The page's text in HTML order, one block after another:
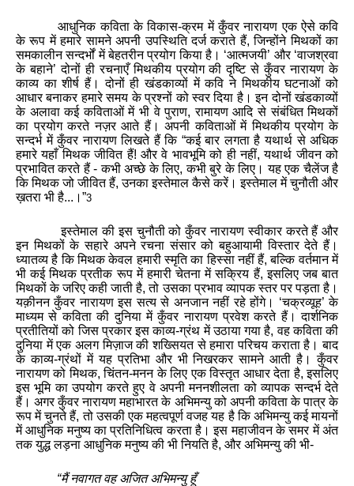
आधुनिक कविता के विकास-क्रम में कुँवर नारायण एक ऐसे कवि
के रूप में हमारे सामने अपनी उपस्थिति दर्ज कराते हैं,जिन्होंने मिथकों का
समकालीन सन्दर्भों में बेहतरीन प्रयोग किया है । ‘आत्मजयी’ और ‘वाजश्रवा
के बहाने’ दोनों ही रचनाएँ मिथकीय प्रयोग की दृष्टि से कुँवर नारायण के
काव्य का शीर्ष हैं । दोनों ही खंडकाव्यों में कवि ने मिथकीय घटनाओं को
आधार बनाकर हमारे समय के प्रश्नों को स्वर दिया है। इन दोनों खंडकाव्यों
के अलावा कई कविताओं में भी वे पुराण,रामायण आदि से संबंधित मिथकों
का प्रयोग करते नज़र आते हैं। अपनी कविताओं में मिथकीय प्रयोग के
सन्दर्भ में कुँवर नारायण लिखते हैं कि“कई बार लगता है यथार्थ से अधिक
हमारे यहाँ मिथक जीवित हैं! और वे भावभूमि को ही नहीं,यथार्थ जीवन को
प्रभावित करते हैं-कभी अच्छे के लिए,कभी बुरे के लिए । यह एक चैलेंज है
कि मिथक जो जीवित हैं,उनका इस्तेमाल कैसे करें। इस्तेमाल में चुनौती और
ख़तरा भी है... । ”3
इस्तेमाल की इस चुनौती को कुँवर नारायण स्वीकार करते हैं और
इन मिथकों के सहारे अपने रचना संसार को बहुआयामी विस्तार देते हैं ।
ध्यातव्य है कि मिथक केवल हमारी स्मृति का हिस्सा नहीं हैं,बल्कि वर्तमान में
भी कई मिथक प्रतीक रूप में हमारी चेतना में सक्रिय हैं,इसलिए जब बात
मिथकों के जरिए कही जाती है,तो उसका प्रभाव व्यापक स्तर पर पड़ता है ।
यक़ीनन कुँवर नारायण इस सत्य से अनजान नहीं रहे होंगे। ‘चक्रव्यूह’ के
माध्यम से कविता की दुनिया में कुँवर नारायण प्रवेश करते हैं। दार्शनिक
प्रतीतियों को जिस प्रकार इस काव्य-ग्रंथ में उठाया गया है, वह कविता की
दुनिया में एक अलग मिज़ाज की शख्सियत से हमारा परिचय कराता है । बाद
के काव्य-ग्रंथों में यह प्रतिभा और भी निखरकर सामने आती है ।
कुँवर
नारायण को मिथक, चिंतन-मनन के लिए एक विस्तृत आधार देता है,इसलिए
इस भूमि का उपयोग करते हुए वे अपनी मननशीलता को व्यापक सन्दर्भ देते
हैं । अगर कुँवर नारायण महाभारत के अभिमन्यु को अपनी कविता के पात्र के
रूप में चुनते हैं,तो उसकी एक महत्वपूर्ण वजह यह है कि अभिमन्यु कई मायनों
में आधुनिक मनुष्य का प्रतिनिधित्व करता है । इस महाजीवन के समर में अंत
तक युद्ध लड़ना आधुनिक मनुष्य की भी नियति है, और अभिमन्यु की भी-
“मैं नवागत वह अजित अभिमन्यु हूँ